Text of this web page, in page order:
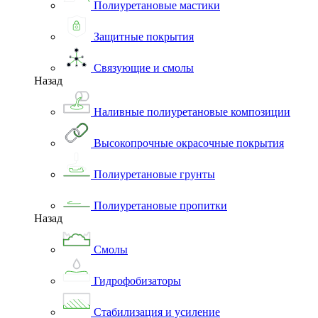
Полиуретановые мастики
Защитные покрытия
Связующие и смолы
Назад
Наливные полиуретановые композиции
Высокопрочные окрасочные покрытия
Полиуретановые грунты
Полиуретановые пропитки
Назад
Смолы
Гидрофобизаторы
Стабилизация и усиление